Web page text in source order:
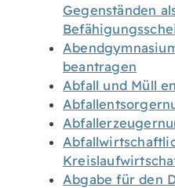
Gegenständen
beantragen
Abfall und Müll
Abgabe für den